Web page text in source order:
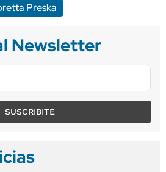
Preska
Newsletter
SUSCRIBITE